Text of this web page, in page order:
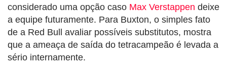
considerado uma opção caso Max Verstappen deixe
a equipe futuramente. Para Buxton, o simples fato
de a Red Bull avaliar possíveis substitutos, mostra
que a ameaça de saída do tetracampeão é levada a
sério internamente.